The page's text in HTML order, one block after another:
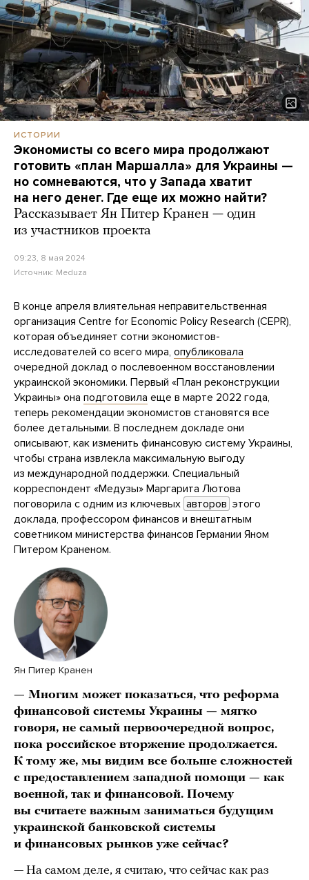
ИСТОРИИ
Экономисты со всего мира продолжают
готовить «план Маршалла» для Украины —
но сомневаются, что у Запада хватит
на него денег. Где еще их можно найти?
Рассказывает Ян Питер Кранен — один
из участников проекта
09:23, 8 мая 2024
Источник: Meduza
В конце апреля влиятельная неправительственная
организация Centre for Economic Policy Research (CEPR),
которая объединяет сотни экономистов-
исследователей со всего мира, опубликовала
очередной доклад о послевоенном восстановлении
украинской экономики. Первый «План реконструкции
Украины» она подготовила еще в марте 2022 года,
теперь рекомендации экономистов становятся все
более детальными. В последнем докладе они
описывают, как изменить финансовую систему Украины,
чтобы страна извлекла максимальную выгоду
из международной поддержки. Специальный
корреспондент «Медузы» Маргарита Лютова
поговорила с одним из ключевых авторов этого
доклада, профессором финансов и внештатным
советником министерства финансов Германии Яном
Питером Краненом.
Ян Питер Кранен
— Многим может показаться, что реформа
финансовой системы Украины — мягко
говоря, не самый первоочередной вопрос,
пока российское вторжение продолжается.
К тому же, мы видим все больше сложностей
с предоставлением западной помощи — как
военной, так и финансовой. Почему
вы считаете важным заниматься будущим
украинской банковской системы
и финансовых рынков уже сейчас?
— На самом деле, я считаю, что сейчас как раз